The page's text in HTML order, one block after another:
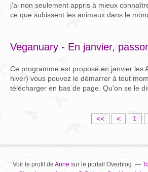
j'ai non seulement appris à mieux
ce que subissent les animaux dans le
Veganuary - En janvier,
Ce programme est proposé en janvier les
hiver) vous pouvez le démarrer à tout
télécharger en bas de page. Qu'on se le
<< < 1
Voir le profil de Annesur le portail Overblog